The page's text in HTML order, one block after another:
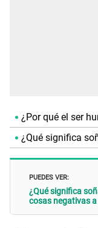
¿Por qué el ser
¿Qué significa
PUEDES VER:
¿Qué significa
cosas negativas